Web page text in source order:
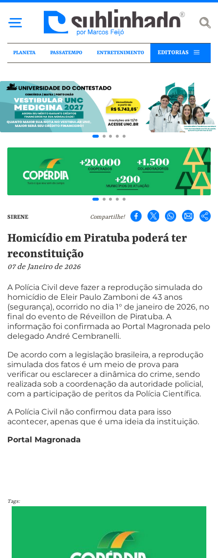
PLANETA PASSATEMPO ENTRETENIMENTO EDITORIAS
SIRENE Compartilhe!
Homicídio em Piratuba poderá ter
reconstituição
07 de Janeiro de 2026
A Polícia Civil deve fazer a reprodução simulada do
homicídio de Eleir Paulo Zamboni de 43 anos
(segurança), ocorrido no dia 1° de janeiro de 2026, no
final do evento de Réveillon de Piratuba. A
informação foi confirmada ao Portal Magronada pelo
delegado André Cembranelli.
De acordo com a legislação brasileira, a reprodução
simulada dos fatos é um meio de prova para
verificar ou esclarecer a dinâmica do crime, sendo
realizada sob a coordenação da autoridade policial,
com a participação de peritos da Polícia Científica.
A Polícia Civil não confirmou data para isso
acontecer, apenas que é uma ideia da instituição.
Portal Magronada
Tags: